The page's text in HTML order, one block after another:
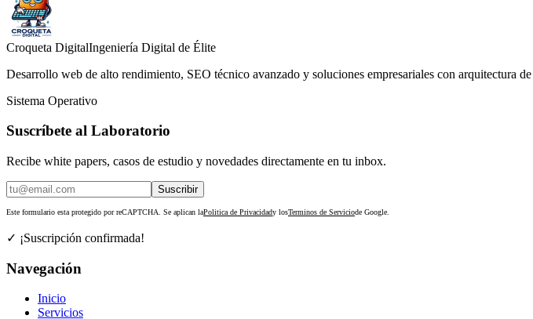
Croqueta DigitalIngeniería Digital de Élite
Desarrollo web de alto rendimiento, SEO técnico avanzado y soluciones empresariales con arquitectura
Sistema Operativo
Suscríbete al Laboratorio
Recibe white papers, casos de estudio y novedades directamente en tu inbox.
Suscribir
Este formulario esta protegido por reCAPTCHA. Se aplican laPolitica de Privacidady losTerminos de Serviciode Google.
✓ ¡Suscripción confirmada!
Navegación
Inicio
Servicios